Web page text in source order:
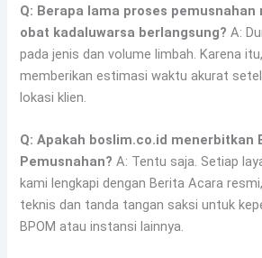
Q: Berapa lama proses pemusnahan
obat kadaluwarsa berlangsung? A:
pada jenis dan volume limbah. Karena
memberikan estimasi waktu akurat
lokasi klien.
Q: Apakah boslim.co.id menerbitkan
Pemusnahan? A: Tentu saja. Setiap
kami lengkapi dengan Berita Acara
teknis dan tanda tangan saksi untuk
BPOM atau instansi lainnya.